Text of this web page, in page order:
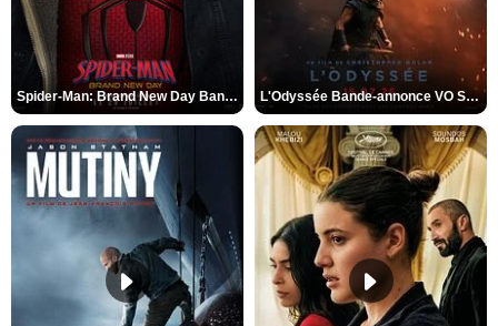
Spider-Man: Brand New Day Bande-annonce VO STFR L'Odyssée Bande-annonce VO STFR